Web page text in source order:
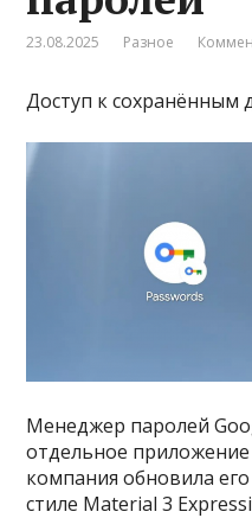
23.08.2025 Разное
Доступ к сохранённым
Менеджер паролей
отдельное приложение
компания обновила
стиле Material 3